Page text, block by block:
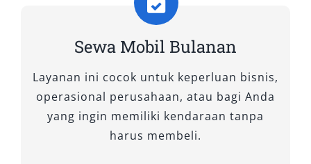
berkendara lebih aman, nyaman, dan praktis.
Tips Memilih Rental Mobil
Memilih rental mobil Jombang yang tepat
sangat penting untuk memastikan perjalanan
Anda aman, nyaman, dan sesuai anggaran.
Sewa Mobil Bulanan
Layanan ini cocok untuk keperluan bisnis,
operasional perusahaan, atau bagi Anda
yang ingin memiliki kendaraan tanpa
harus membeli.